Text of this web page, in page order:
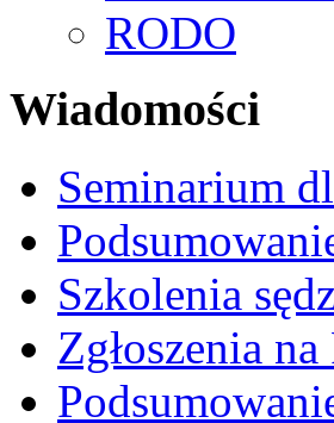
RODO
Wiadomości
Seminarium
Szkolenia
Zgłoszenia